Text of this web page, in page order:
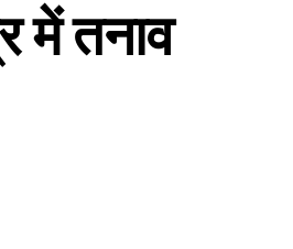
में तनाव